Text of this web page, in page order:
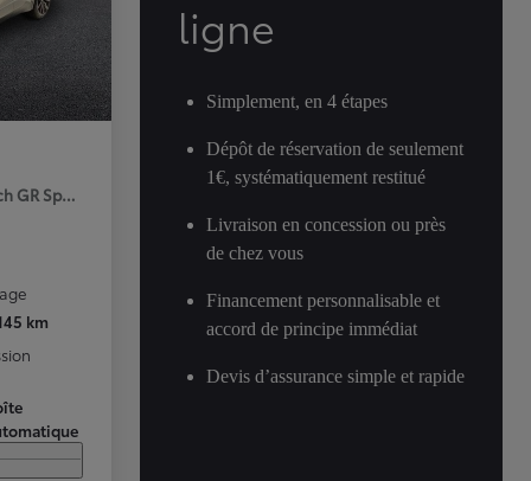
GR Sport Premiere MY25
km
ligne
Simplement, en 4 étapes
Dépôt de réservation de seulement
1€, systématiquement restitué
Livraison en concession ou près
de chez vous
Financement personnalisable et
accord de principe immédiat
Devis d’assurance simple et rapide